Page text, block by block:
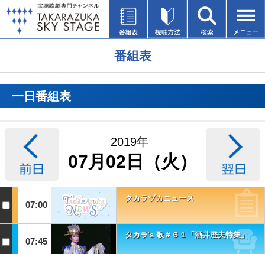
番組表
一日番組表
2019年
07月02日（火）
07:00
タカラヅカニュース
07:45
タカラ's 歌＃６１「酒井澄夫特集」